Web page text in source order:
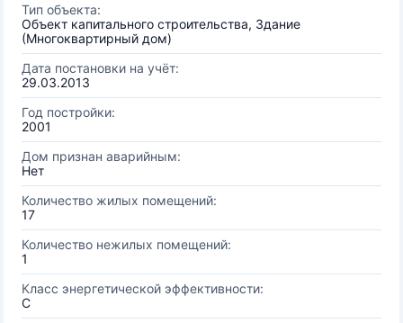
Тип объекта:
Объект капитального строительства, Здание
(Многоквартирный дом)
Дата постановки на учёт:
29.03.2013
Год постройки:
2001
Дом признан аварийным:
Нет
Количество жилых помещений:
17
Количество нежилых помещений:
1
Класс энергетической эффективности:
C